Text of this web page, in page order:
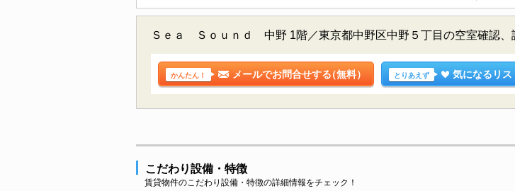
Ｓｅａ Ｓｏｕｎｄ 中野 1階／東京都中野区中野５丁目の空室確認、
かんたん！ メールでお問合せする（無料） とりあえず 気になるリス
こだわり設備・特徴
賃貸物件のこだわり設備・特徴の詳細情報をチェック！